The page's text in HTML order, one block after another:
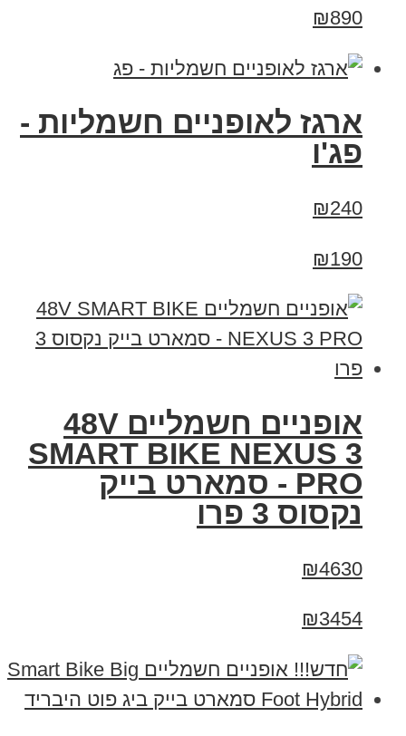
₪890
ארגז לאופניים חשמליות -
פג'ו
₪240
₪190
אופניים חשמליים 48V
SMART BIKE NEXUS 3
PRO - סמארט בייק
נקסוס 3 פרו
₪4630
₪3454